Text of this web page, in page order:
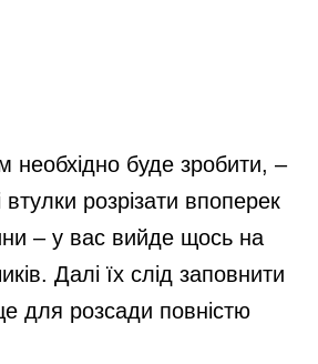
буде зробити, –
втулки розрізати впоперек
– у вас вийде щось на
Далі їх слід заповнити
для розсади повністю